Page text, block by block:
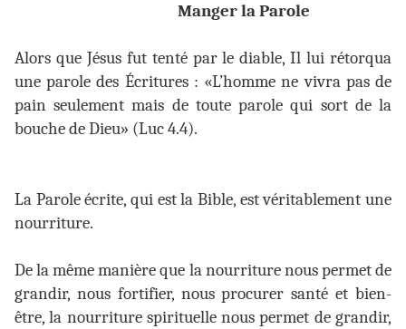
Manger la Parole
Alors que Jésus fut tenté par le diable, Il lui rétorqua
une parole des Écritures : «L’homme ne vivra pas de
pain seulement mais de toute parole qui sort de la
bouche de Dieu» (Luc 4.4).
La Parole écrite, qui est la Bible, est véritablement une
nourriture.
De la même manière que la nourriture nous permet de
grandir, nous fortifier, nous procurer santé et bien-
être, la nourriture spirituelle nous permet de grandir,